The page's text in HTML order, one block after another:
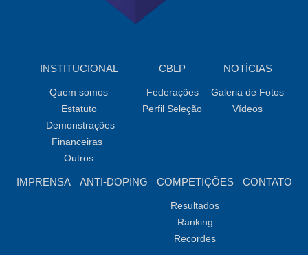
INSTITUCIONAL
Quem somos
Estatuto
Demonstrações
Financeiras
Outros
CBLP
Federações
Perfil Seleção
NOTÍCIAS
Galeria de Fotos
Vídeos
IMPRENSA ANTI-DOPING COMPETIÇÕES
Resultados
Ranking
Recordes
CONTATO